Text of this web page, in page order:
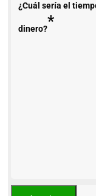
¿Cuál sería el
dinero?*